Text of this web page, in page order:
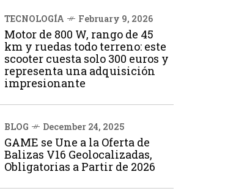
TECNOLOGÍA February 9, 2026
Motor de 800 W, rango de 45
km y ruedas todo terreno: este
scooter cuesta solo 300 euros y
representa una adquisición
impresionante
BLOG December 24, 2025
GAME se Une a la Oferta de
Balizas V16 Geolocalizadas,
Obligatorias a Partir de 2026